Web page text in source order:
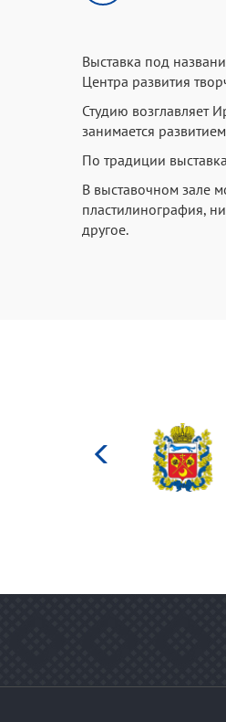
Выставка под
Центра развития
Студию возглавляет
занимается
По традиции
В выставочном зале
пластилинография,
другое.